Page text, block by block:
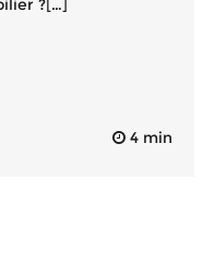
?[…]
4 min